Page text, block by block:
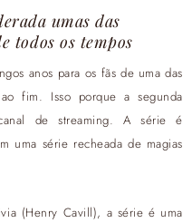
umas das
todos os tempos
anos para os fãs de uma das
fim. Isso porque a segunda
de streaming. A série é
uma série recheada de magias
(Henry Cavill), a série é uma